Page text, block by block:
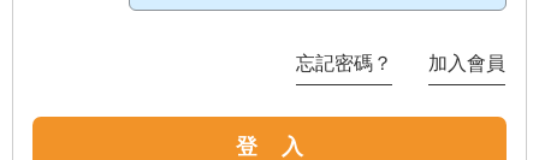
忘記密碼？ 加入會員
登 入